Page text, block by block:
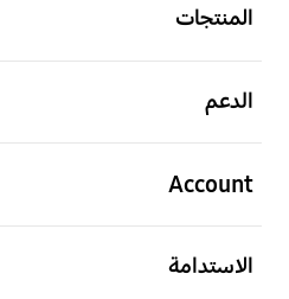
المنتجات
الدعم
Account
الاستدامة